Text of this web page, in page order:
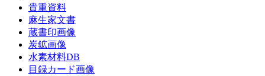
貴重資料
麻生家文書
蔵書印画像
炭鉱画像
水素材料DB
目録カード画像